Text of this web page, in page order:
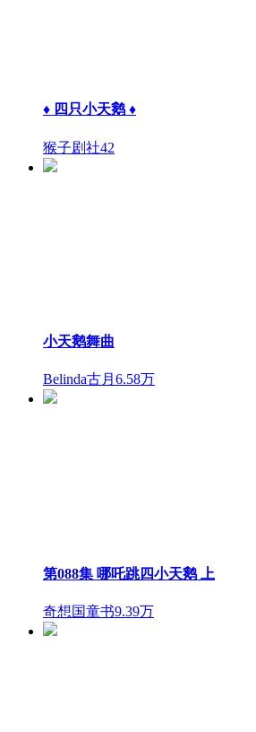
♦ 四只小天鹅 ♦
猴子剧社42
小天鹅舞曲
Belinda古月 6.58万
第088集 哪吒跳四小天鹅 上
奇想国童书9.39万